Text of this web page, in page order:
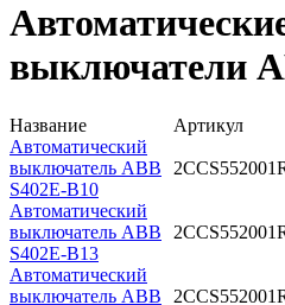
выключатели
Название Артикул
Автоматический
выключатель ABB
S402E-B10
Автоматический
выключатель ABB
S402E-B13
Автоматический
выключатель ABB